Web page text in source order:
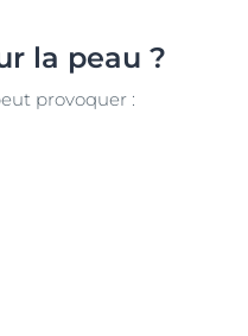
la peau ?
provoquer :